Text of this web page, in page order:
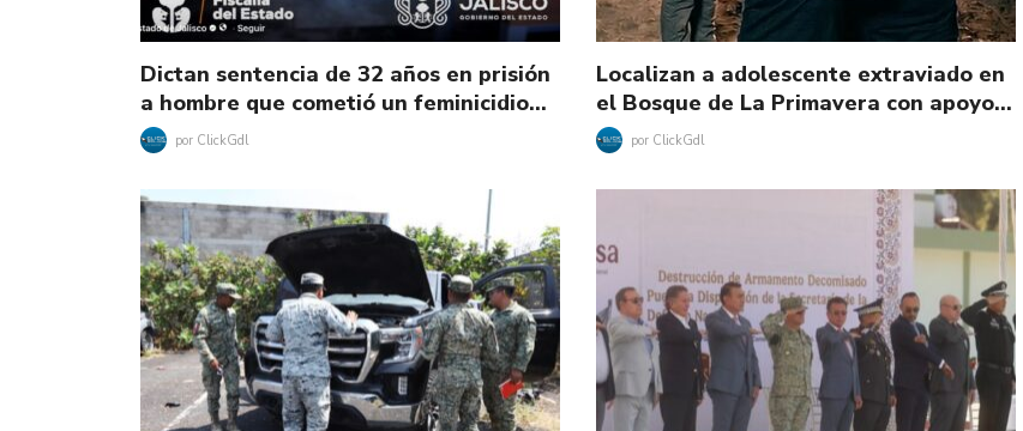
Dictan sentencia de 32 años en prisión
a hombre que cometió un feminicidio…
por ClickGdl
Localizan a adolescente extraviado en
el Bosque de La Primavera con apoyo…
por ClickGdl